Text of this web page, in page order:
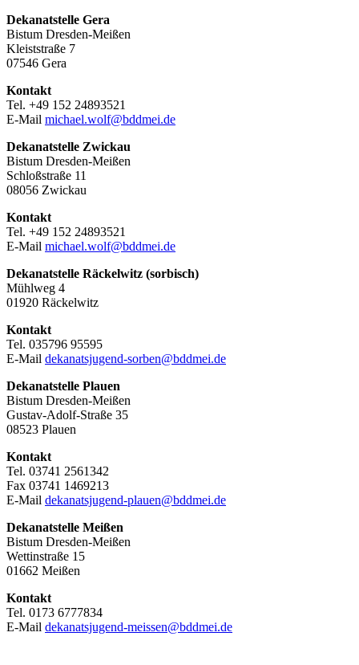
Dekanatstelle Gera
Bistum Dresden-Meißen
Kleiststraße 7
07546 Gera
Kontakt
Tel. +49 152 24893521
E-Mail michael.wolf@bddmei.de
Dekanatstelle Zwickau
Bistum Dresden-Meißen
Schloßstraße 11
08056 Zwickau
Kontakt
Tel. +49 152 24893521
E-Mail michael.wolf@bddmei.de
Dekanatstelle Räckelwitz (sorbisch)
Mühlweg 4
01920 Räckelwitz
Kontakt
Tel. 035796 95595
E-Mail dekanatsjugend-sorben@bddmei.de
Dekanatstelle Plauen
Bistum Dresden-Meißen
Gustav-Adolf-Straße 35
08523 Plauen
Kontakt
Tel. 03741 2561342
Fax 03741 1469213
E-Mail dekanatsjugend-plauen@bddmei.de
Dekanatstelle Meißen
Bistum Dresden-Meißen
Wettinstraße 15
01662 Meißen
Kontakt
Tel. 0173 6777834
E-Mail dekanatsjugend-meissen@bddmei.de